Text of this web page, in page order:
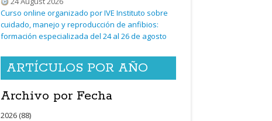
Curso online organizado por IVE Instituto sobre
cuidado, manejo y reproducción de anfibios:
formación especializada del 24 al 26 de agosto
ARTÍCULOS POR AÑO
Archivo por Fecha
2026 (88)